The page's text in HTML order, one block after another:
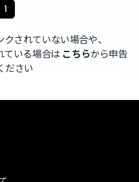
1
されていない場合や、
ている場合は こちらから申告
ださい